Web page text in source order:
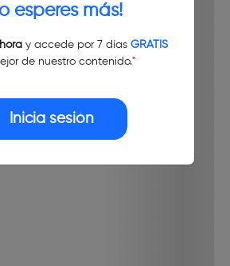
esperes más!
y accede por 7 días GRATIS
de nuestro contenido."
Inicia sesión